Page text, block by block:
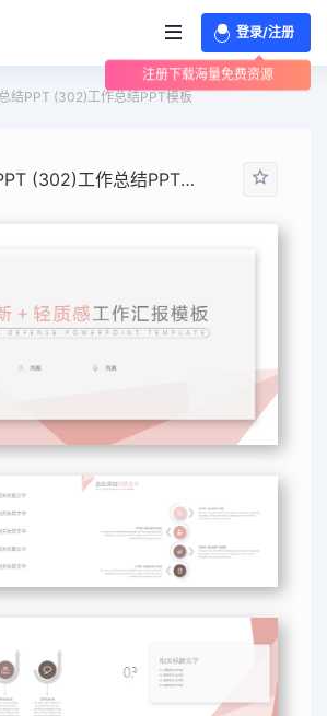
登录/注册
注册下载海量免费资源
结PPT (302)工作总结PPT模板
工作总结PPT (302)工作总结PPT模板